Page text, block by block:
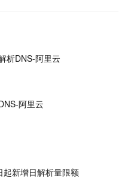
析DNS-阿里云
阿里云
新增日解析量限额